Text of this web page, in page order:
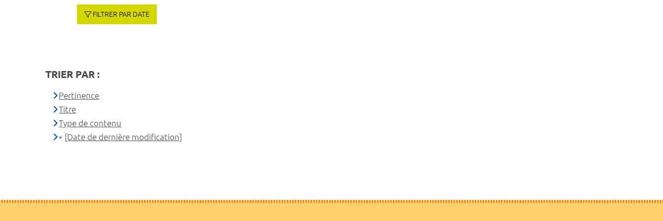
FILTRER PAR DATE
TRIER PAR :
Pertinence
Titre
Type de contenu
[Date de dernière modification]